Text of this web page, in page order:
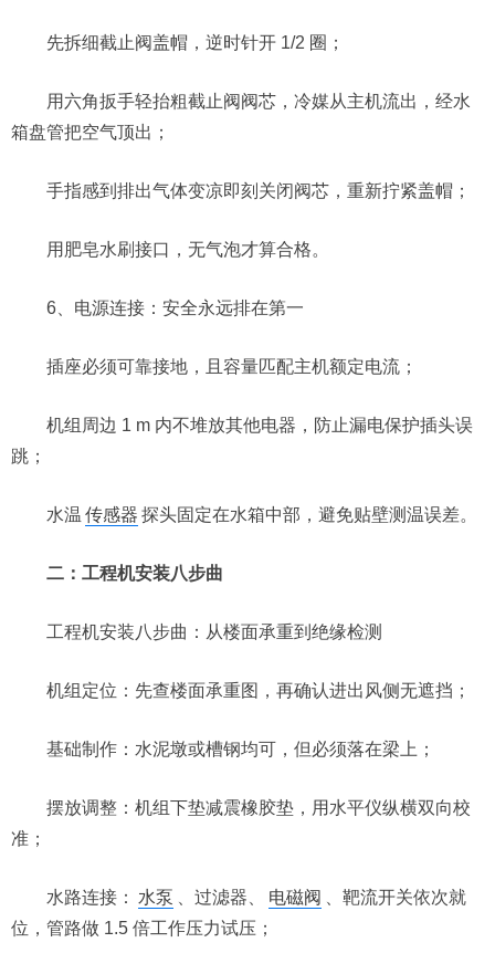
先拆细截止阀盖帽，逆时针开 1/2 圈；
用六角扳手轻抬粗截止阀阀芯，冷媒从主机流出，经水
箱盘管把空气顶出；
手指感到排出气体变凉即刻关闭阀芯，重新拧紧盖帽；
用肥皂水刷接口，无气泡才算合格。
6、电源连接：安全永远排在第一
插座必须可靠接地，且容量匹配主机额定电流；
机组周边 1 m 内不堆放其他电器，防止漏电保护插头误
跳；
水温 传感器 探头固定在水箱中部，避免贴壁测温误差。
二：工程机安装八步曲
工程机安装八步曲：从楼面承重到绝缘检测
机组定位：先查楼面承重图，再确认进出风侧无遮挡；
基础制作：水泥墩或槽钢均可，但必须落在梁上；
摆放调整：机组下垫减震橡胶垫，用水平仪纵横双向校
准；
水路连接： 水泵 、过滤器、 电磁阀 、靶流开关依次就
位，管路做 1.5 倍工作压力试压；